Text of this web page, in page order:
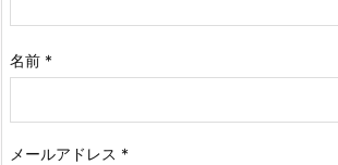
名前 *
メールアドレス *